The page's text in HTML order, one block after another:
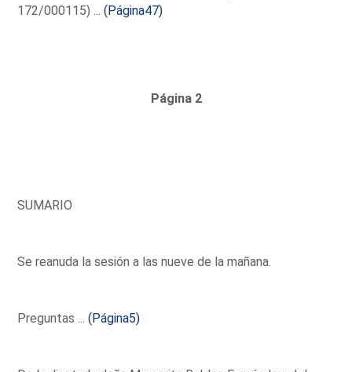
172/000115) ...(Página47)
Página 2
SUMARIO
Se reanuda la sesión a las nueve de la mañana.
Preguntas ...(Página5)